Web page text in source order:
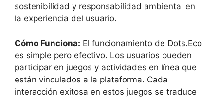
sostenibilidad y responsabilidad ambiental en
la experiencia del usuario.
Cómo Funciona: El funcionamiento de Dots.Eco
es simple pero efectivo. Los usuarios pueden
participar en juegos y actividades en línea que
están vinculados a la plataforma. Cada
interacción exitosa en estos juegos se traduce